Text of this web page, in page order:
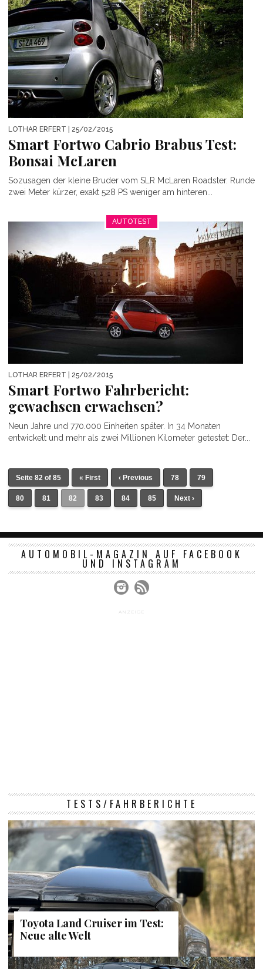
LOTHAR ERFERT | 25/02/2015
Smart Fortwo Cabrio Brabus Test:
Bonsai McLaren
Sozusagen der kleine Bruder vom SLR McLaren Roadster. Runde
zwei Meter kürzer, exakt 528 PS weniger am hinteren...
AUTOTEST
LOTHAR ERFERT | 25/02/2015
Smart Fortwo Fahrbericht:
gewachsen erwachsen?
Neun Jahre und 770.000 Einheiten später. In 34 Monaten
entwickelt und mehr als zwei Millionen Kilometer getestet: Der...
Seite 82 of 85 « First ‹ Previous 78 79
80 81 82 83 84 85 Next ›
AUTOMOBIL-MAGAZIN AUF FACEBOOK
UND INSTAGRAM
ANZEIGE
TESTS/FAHRBERICHTE
Toyota Land Cruiser im Test:
Neue alte Welt